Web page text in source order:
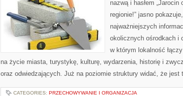
nazwą i hasłem
regionie!” jasno
najważniejszych
okolicznych ośrodkach i
w którym lokalność
na życie miasta, turystykę, kulturę, wydarzenia, historię i
oraz odwiedzających. Już na poziomie struktury widać, że jest
CATEGORIES: PRZECHOWYWANIE I ORGANIZACJA